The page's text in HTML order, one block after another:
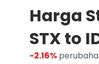
Harga
STX to
-2.16%